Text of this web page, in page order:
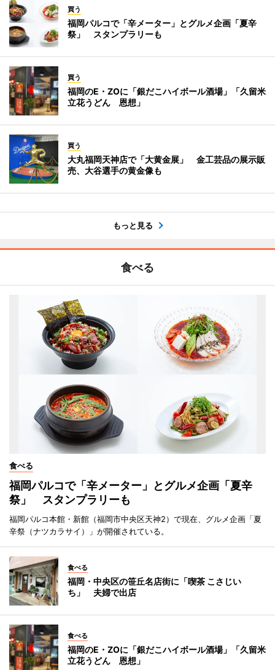
買う
福岡パルコで「辛メーター」とグルメ企画「夏辛
祭」 スタンプラリーも
買う
福岡のE・ZOに「銀だこハイボール酒場」「久留米
立花うどん 恩想」
買う
大丸福岡天神店で「大黄金展」 金工芸品の展示販
売、大谷選手の黄金像も
もっと見る
食べる
食べる
福岡パルコで「辛メーター」とグルメ企画「夏辛
祭」 スタンプラリーも
福岡パルコ本館・新館（福岡市中央区天神2）で現在、グルメ企画「夏
辛祭（ナツカラサイ）」が開催されている。
食べる
福岡・中央区の笹丘名店街に「喫茶 こさじい
ち」 夫婦で出店
食べる
福岡のE・ZOに「銀だこハイボール酒場」「久留米
立花うどん 恩想」